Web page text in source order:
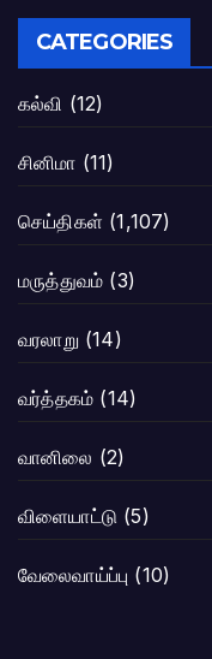
CATEGORIES
கல்வி (12)
சினிமா (11)
செய்திகள் (1,107)
மருத்துவம் (3)
வரலாறு (14)
வர்த்தகம் (14)
வானிலை (2)
விளையாட்டு (5)
வேலைவாய்ப்பு (10)